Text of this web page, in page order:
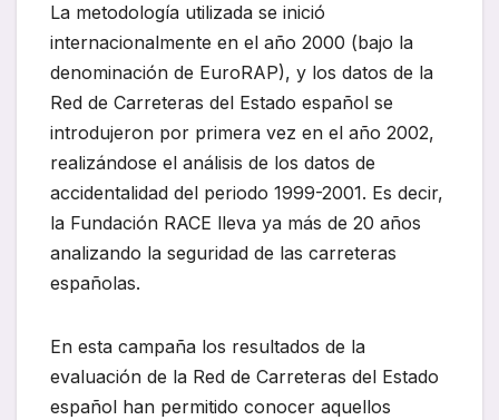
La metodología utilizada se inició
internacionalmente en el año 2000 (bajo la
denominación de EuroRAP), y los datos de la
Red de Carreteras del Estado español se
introdujeron por primera vez en el año 2002,
realizándose el análisis de los datos de
accidentalidad del periodo 1999-2001. Es decir,
la Fundación RACE lleva ya más de 20 años
analizando la seguridad de las carreteras
españolas.
En esta campaña los resultados de la
evaluación de la Red de Carreteras del Estado
español han permitido conocer aquellos